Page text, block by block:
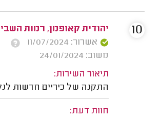
יהודית קאופמן, רמות
אשרור: 11/07/2024
משוב: 24/01/2024
תיאור השירות:
התקנה של כיריים חדשות
חוות דעת:
10